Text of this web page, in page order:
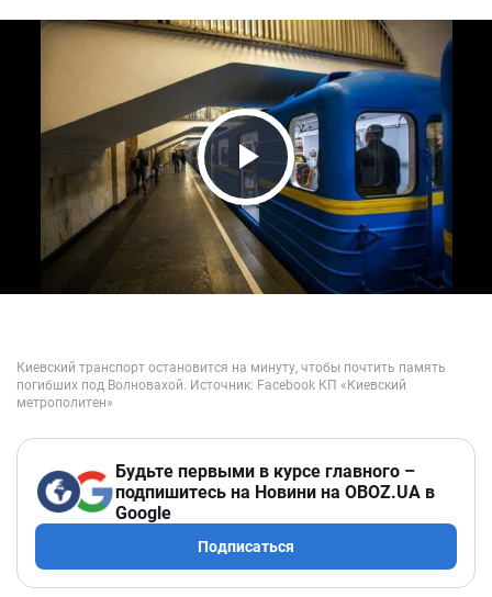
Play Video
Будьте первыми в курсе главного –
подпишитесь на Новини на OBOZ.UA в
Google
Подписаться